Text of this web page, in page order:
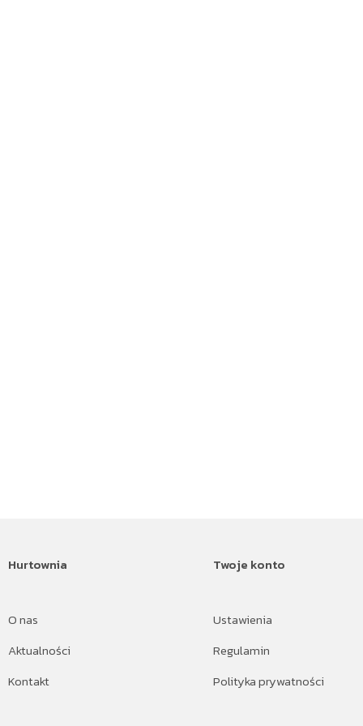
Hurtownia
O nas
Aktualności
Kontakt
Twoje konto
Ustawienia
Regulamin
Polityka prywatności